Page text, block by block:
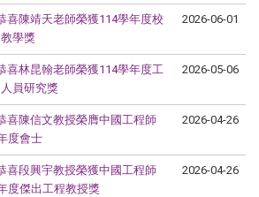
喜陳靖天老師榮獲114學年度校
學獎
2026-06-01
喜林昆翰老師榮獲114學年度工
員研究獎
2026-05-06
喜陳信文教授榮膺中國工程師
度會士
2026-04-26
喜段興宇教授榮獲中國工程師
度傑出工程教授獎
2026-04-26